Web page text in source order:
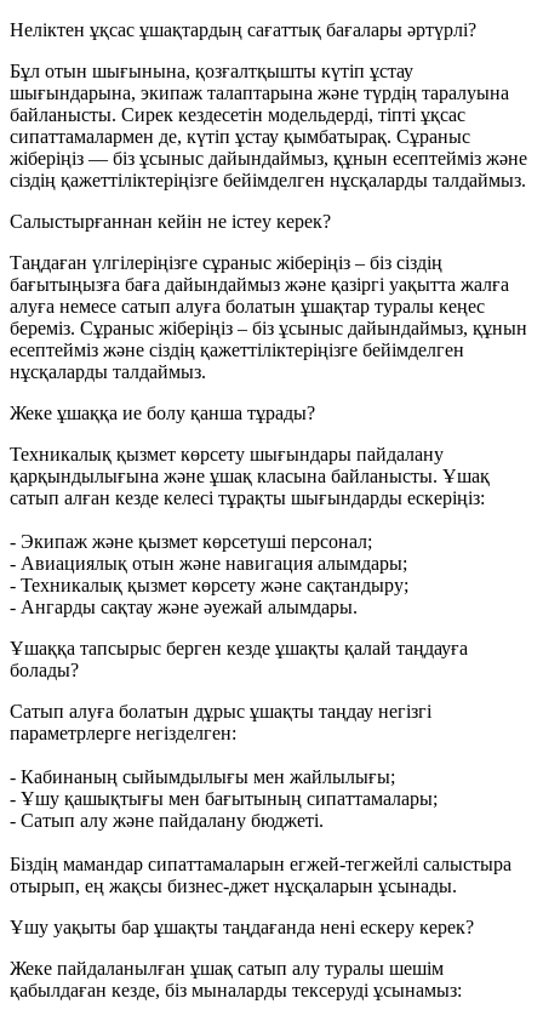
Неліктен ұқсас ұшақтардың сағаттық бағалары әртүрлі?
Бұл отын шығынына, қозғалтқышты күтіп ұстау
шығындарына, экипаж талаптарына және түрдің таралуына
байланысты. Сирек кездесетін модельдерді, тіпті ұқсас
сипаттамалармен де, күтіп ұстау қымбатырақ. Сұраныс
жіберіңіз — біз ұсыныс дайындаймыз, құнын есептейміз және
сіздің қажеттіліктеріңізге бейімделген нұсқаларды талдаймыз.
Салыстырғаннан кейін не істеу керек?
Таңдаған үлгілеріңізге сұраныс жіберіңіз – біз сіздің
бағытыңызға баға дайындаймыз және қазіргі уақытта жалға
алуға немесе сатып алуға болатын ұшақтар туралы кеңес
береміз. Сұраныс жіберіңіз – біз ұсыныс дайындаймыз, құнын
есептейміз және сіздің қажеттіліктеріңізге бейімделген
нұсқаларды талдаймыз.
Жеке ұшаққа ие болу қанша тұрады?
Техникалық қызмет көрсету шығындары пайдалану
қарқындылығына және ұшақ класына байланысты. Ұшақ
сатып алған кезде келесі тұрақты шығындарды ескеріңіз:
- Экипаж және қызмет көрсетуші персонал;
- Авиациялық отын және навигация алымдары;
- Техникалық қызмет көрсету және сақтандыру;
- Ангарды сақтау және әуежай алымдары.
Ұшаққа тапсырыс берген кезде ұшақты қалай таңдауға
болады?
Сатып алуға болатын дұрыс ұшақты таңдау негізгі
параметрлерге негізделген:
- Кабинаның сыйымдылығы мен жайлылығы;
- Ұшу қашықтығы мен бағытының сипаттамалары;
- Сатып алу және пайдалану бюджеті.
Біздің мамандар сипаттамаларын егжей-тегжейлі салыстыра
отырып, ең жақсы бизнес-джет нұсқаларын ұсынады.
Ұшу уақыты бар ұшақты таңдағанда нені ескеру керек?
Жеке пайдаланылған ұшақ сатып алу туралы шешім
қабылдаған кезде, біз мыналарды тексеруді ұсынамыз: